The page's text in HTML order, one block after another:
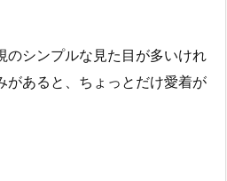
のシンプルな見た目が多いけれ
があると、ちょっとだけ愛着が